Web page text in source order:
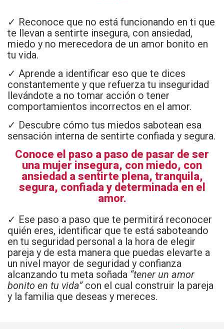
✓ Reconoce que no está funcionando en ti que
te llevan a sentirte insegura, con ansiedad,
miedo y no merecedora de un amor bonito en
tu vida.
✓ Aprende a identificar eso que te dices
constantemente y que refuerza tu inseguridad
llevándote a no tomar acción o tener
comportamientos incorrectos en el amor.
✓ Descubre cómo tus miedos sabotean esa
sensación interna de sentirte confiada y segura.
Conoce el paso a paso de pasar de ser
una mujer insegura, con miedo, con
ansiedad a sentirte plena, tranquila,
segura, confiada y determinada en el
amor.
✓ Ese paso a paso que te permitirá reconocer
quién eres, identificar que te está saboteando
en tu seguridad personal a la hora de elegir
pareja y de esta manera que puedas elevarte a
un nivel mayor de seguridad y confianza
alcanzando tu meta soñada “tener un amor
bonito en tu vida”con el cual construir la pareja
y la familia que deseas y mereces.